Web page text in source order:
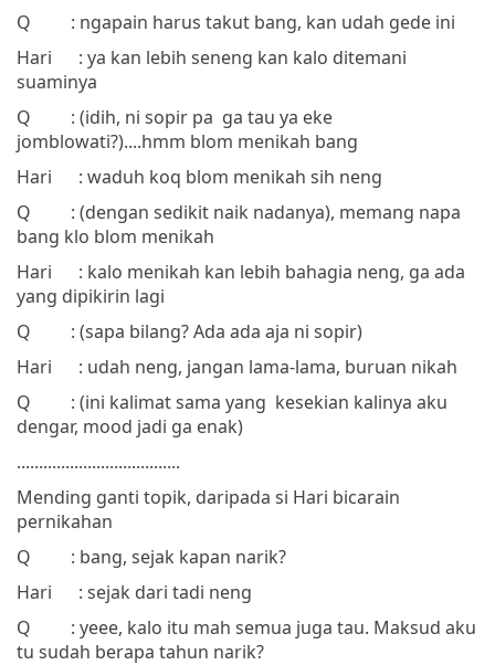
Q
: ngapain harus takut bang, kan udah gede ini
Hari
: ya kan lebih seneng kan kalo ditemani
suaminya
Q
: (idih, ni sopir pa ga tau ya eke
jomblowati?)....hmm blom menikah bang
Hari
: waduh koq blom menikah sih neng
Q
: (dengan sedikit naik nadanya), memang napa
bang klo blom menikah
Hari
: kalo menikah kan lebih bahagia neng, ga ada
yang dipikirin lagi
Q
: (sapa bilang? Ada ada aja ni sopir)
Hari
: udah neng, jangan lama-lama, buruan nikah
Q
: (ini kalimat sama yang kesekian kalinya aku
dengar, mood jadi ga enak)
.....................................
Mending ganti topik, daripada si Hari bicarain
pernikahan
Q
: bang, sejak kapan narik?
Hari
: sejak dari tadi neng
Q
: yeee, kalo itu mah semua juga tau. Maksud aku
tu sudah berapa tahun narik?